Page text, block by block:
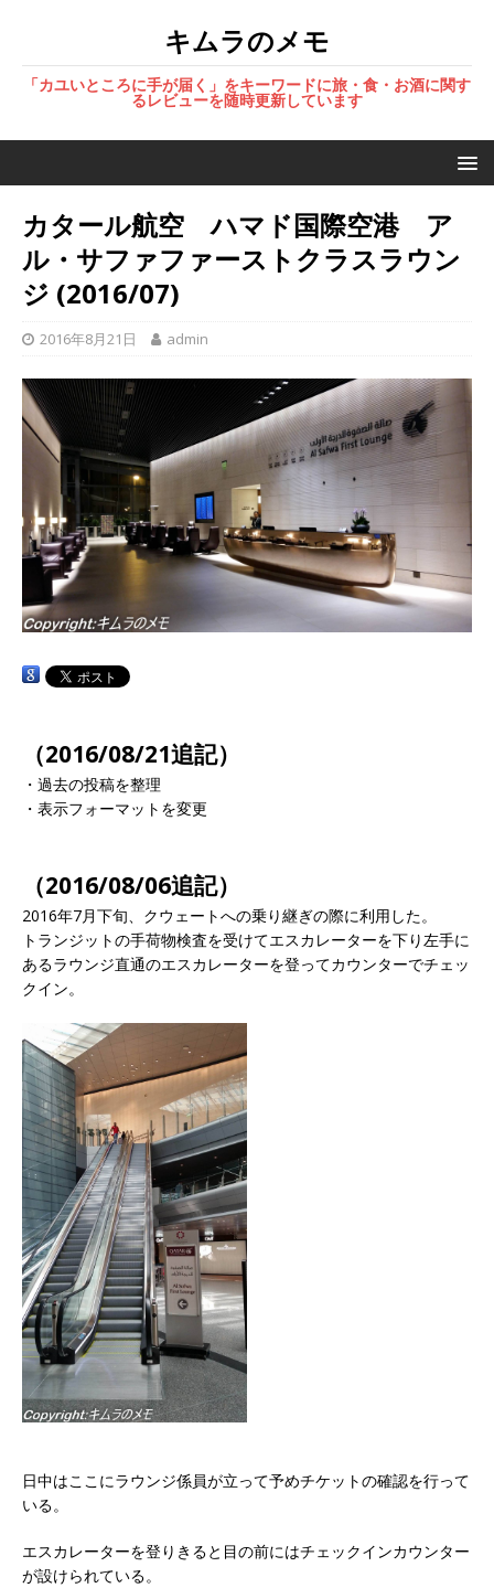
キムラのメモ
「カユいところに手が届く」をキーワードに旅・食・お酒に関す
るレビューを随時更新しています
カタール航空 ハマド国際空港 ア
ル・サファファーストクラスラウン
ジ (2016/07)
2016年8月21日 admin
（2016/08/21追記）
・過去の投稿を整理
・表示フォーマットを変更
（2016/08/06追記）
2016年7月下旬、クウェートへの乗り継ぎの際に利用した。
トランジットの手荷物検査を受けてエスカレーターを下り左手に
あるラウンジ直通のエスカレーターを登ってカウンターでチェッ
クイン。
日中はここにラウンジ係員が立って予めチケットの確認を行って
いる。
エスカレーターを登りきると目の前にはチェックインカウンター
が設けられている。